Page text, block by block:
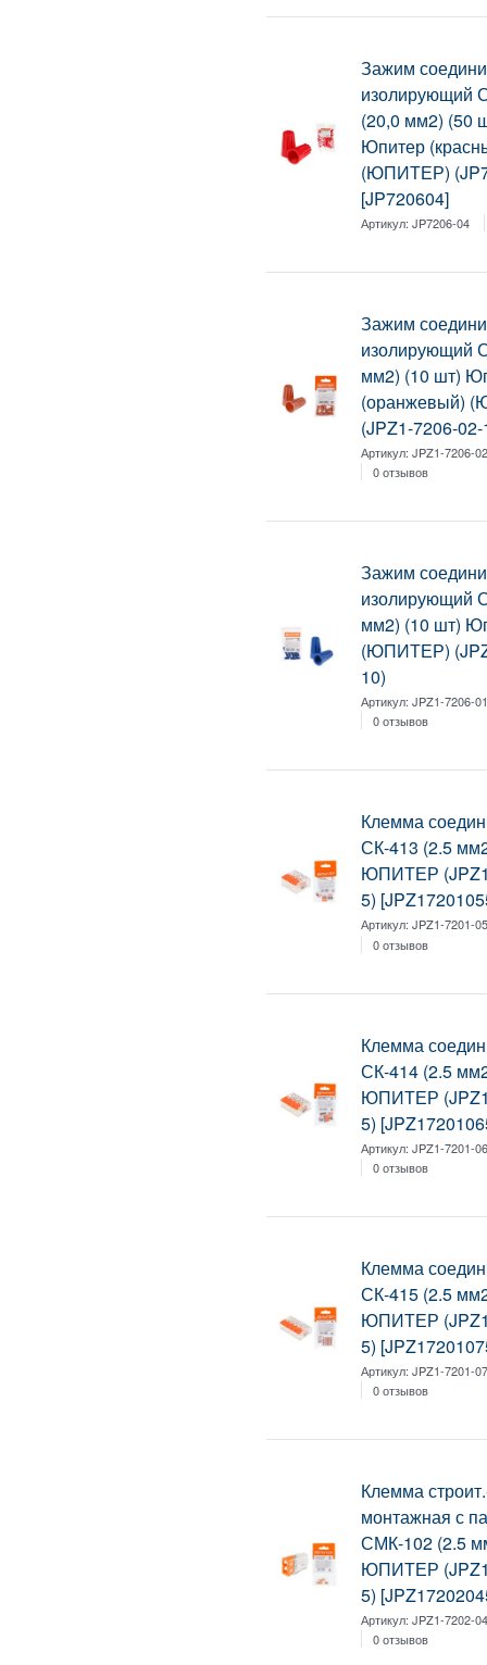
Зажим
изолирующий
(20,0 мм2) (50
Юпитер
(ЮПИТЕР)
[JP720604]
Артикул:JP7206-04
Зажим
изолирующий
мм2) (10 шт)
(оранжевый)
(JPZ1-7206-
Артикул:JPZ1-7206-
0 отзывов
Зажим
изолирующий
мм2) (10 шт)
(ЮПИТЕР)
10)
Артикул:JPZ1-7206-
0 отзывов
Клемма
СК-413 (2.5
ЮПИТЕР
5)
Артикул:JPZ1-7201-
0 отзывов
Клемма
СК-414 (2.5
ЮПИТЕР
5)
Артикул:JPZ1-7201-
0 отзывов
Клемма
СК-415 (2.5
ЮПИТЕР
5)
Артикул:JPZ1-7201-
0 отзывов
Клемма
монтажная с
СМК-102 (2.5
ЮПИТЕР
5)
Артикул:JPZ1-7202-
0 отзывов